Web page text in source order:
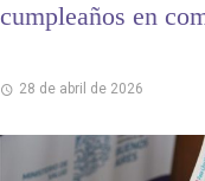
cumpleaños en
28 de abril de 2026